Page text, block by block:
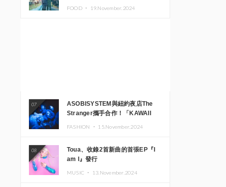
FOOD ・ 19.November.2024
07
ASOBISYSTEM與紐約夜店The
Stranger攜手合作！「KAWAII
FASHION ・ 15.November.2024
08
Toua、收錄2首新曲的首張EP『I
am I』發行
MUSIC ・ 13.November.2024